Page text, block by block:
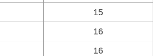
15
16
16